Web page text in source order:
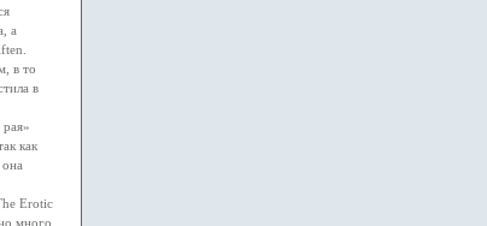
а
в то
в
как
Erotic
много